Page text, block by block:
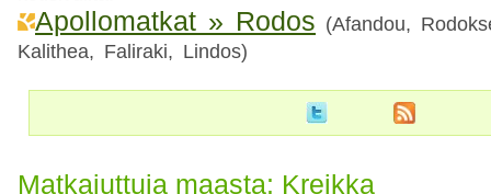
Apollomatkat » Rodos (Afandou,
Kalithea, Faliraki, Lindos)
Matkajuttuja maasta: Kreikka